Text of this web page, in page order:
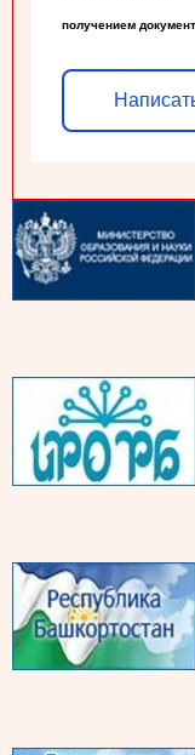
получением